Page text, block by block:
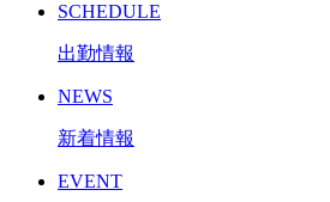
SCHEDULE
出勤情報
NEWS
新着情報
EVENT